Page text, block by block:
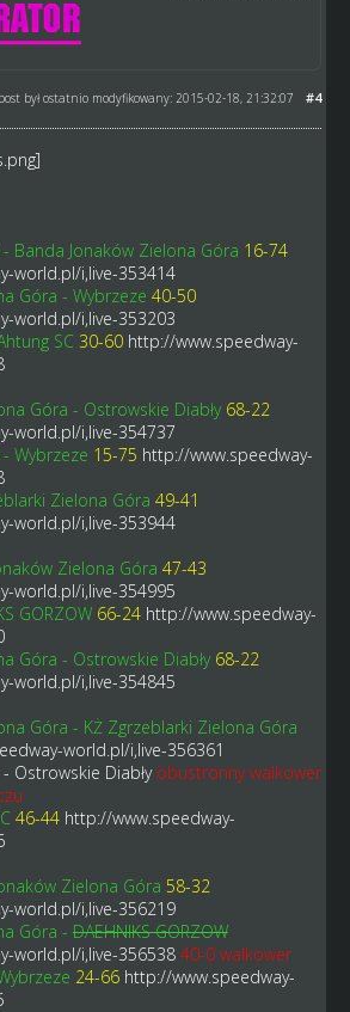
#4
był ostatnio modyfikowany: 2015-02-18, 21:32:07
- Banda Jonaków Zielona Góra 16-74
world.pl/i,live-353414
Góra - Wybrzeze 40-50
world.pl/i,live-353203
SC 30-60 http://www.speedway-
Góra - Ostrowskie Diabły 68-22
world.pl/i,live-354737
- Wybrzeze 15-75 http://www.speedway-
Zielona Góra 49-41
world.pl/i,live-353944
Zielona Góra 47-43
world.pl/i,live-354995
GORZOW 66-24 http://www.speedway-
Góra - Ostrowskie Diabły 68-22
world.pl/i,live-354845
Góra - KŻ Zgrzeblarki Zielona Góra
world.pl/i,live-356361
- Ostrowskie Diabły obustronny walkower
46-44 http://www.speedway-
Zielona Góra 58-32
world.pl/i,live-356219
Góra -DAEHNIKS GORZOW
world.pl/i,live-356538 40-0 walkower
24-66 http://www.speedway-